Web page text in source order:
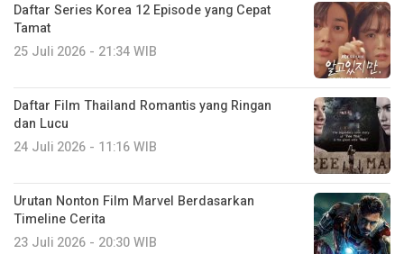
Daftar Series Korea 12 Episode yang Cepat
Tamat
25 Juli 2026 - 21:34 WIB
Daftar Film Thailand Romantis yang Ringan
dan Lucu
24 Juli 2026 - 11:16 WIB
Urutan Nonton Film Marvel Berdasarkan
Timeline Cerita
23 Juli 2026 - 20:30 WIB